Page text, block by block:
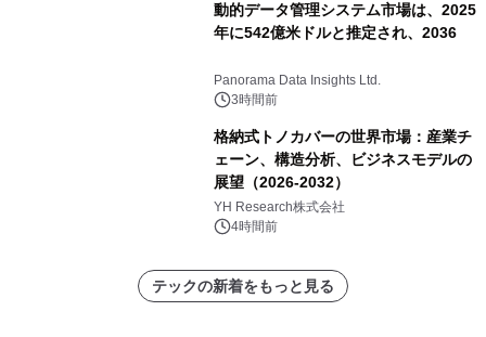
動的データ管理システム市場は、2025
年に542億米ドルと推定され、2036
Panorama Data Insights Ltd.
3時間前
格納式トノカバーの世界市場：産業チ
ェーン、構造分析、ビジネスモデルの
展望（2026-2032）
YH Research株式会社
4時間前
テックの新着をもっと見る